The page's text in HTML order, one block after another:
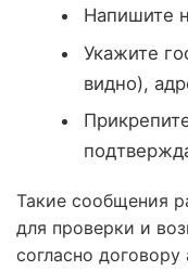
Напишите
Укажите
видно),
Такие сообщения
для проверки и
согласно договору